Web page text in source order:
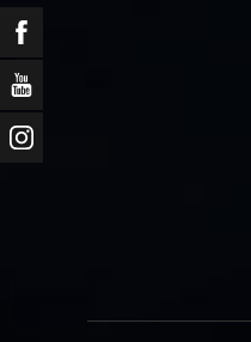
Facebook
YouTube
Instagram